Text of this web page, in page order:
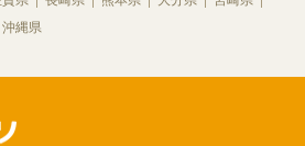
沖縄県